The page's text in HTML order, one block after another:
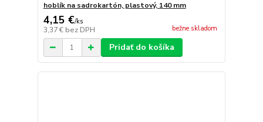
hoblík na sadrokartón, plastový, 140 mm
4,15 €/ks
3,37 € bez DPH bežne skladom
Pridať do košíka